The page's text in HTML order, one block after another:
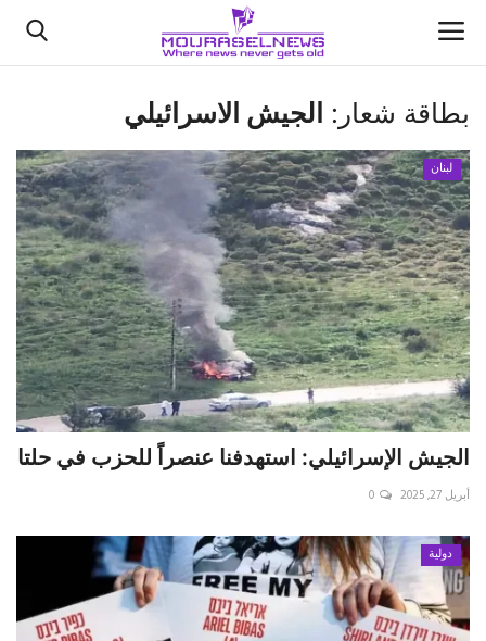
الأخبار
كتّابنا
السعودية
اقتصاد
علوم وتكنولوجيا
رياضة
فيديو
حياة
بطاقة شعار: الجيش الاسرائيلي
لبنان
الجيش الإسرائيلي: استهدفنا عنصراً للحزب في حلتا
أبريل 27, 2025 0
دولية